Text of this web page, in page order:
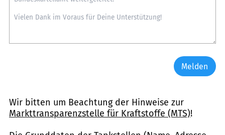
Melden
Wir bitten um Beachtung der Hinweise zur
Markttransparenzstelle für Kraftstoffe (MTS)!